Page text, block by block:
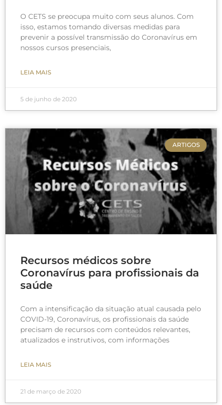
O CETS se preocupa muito com seus alunos. Com
isso, estamos tomando diversas medidas para
prevenir a possível transmissão do Coronavírus em
nossos cursos presenciais,
LEIA MAIS
5 de junho de 2020
ARTIGOS
Recursos médicos sobre
Coronavírus para profissionais da
saúde
Com a intensificação da situação atual causada pelo
COVID-19, Coronavírus, os profissionais da saúde
precisam de recursos com conteúdos relevantes,
atualizados e instrutivos, com informações
LEIA MAIS
21 de março de 2020